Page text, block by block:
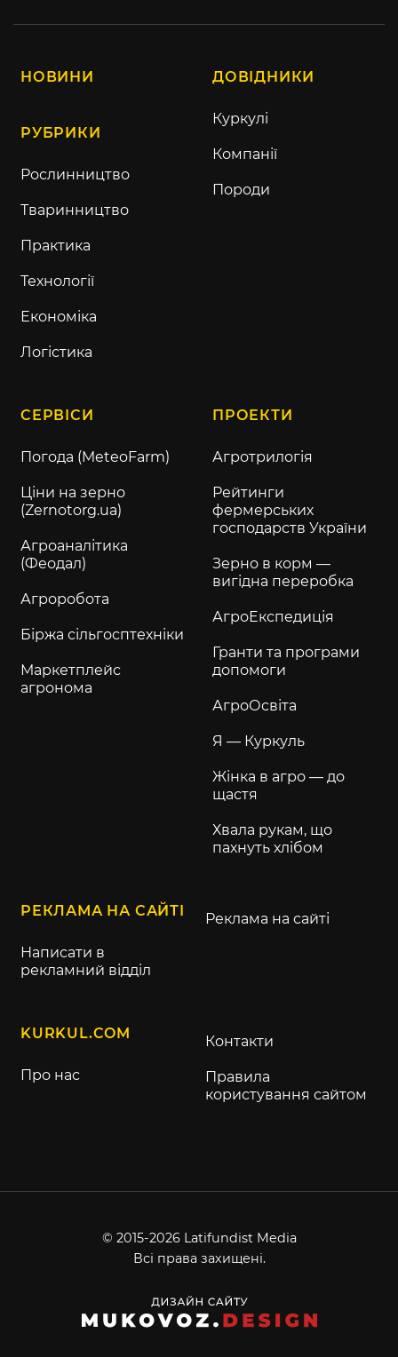
НОВИНИ
РУБРИКИ
Рослинництво
Тваринництво
Практика
Технології
Економіка
Логістика
ДОВІДНИКИ
Куркулі
Компанії
Породи
СЕРВІСИ
Погода (MeteoFarm)
Ціни на зерно
(Zernotorg.ua)
Агроаналітика
(Феодал)
Агроробота
Біржа сільгосптехніки
Маркетплейс
агронома
ПРОЕКТИ
Агротрилогія
Рейтинги
фермерських
господарств України
Зерно в корм —
вигідна переробка
АгроЕкспедиція
Гранти та програми
допомоги
АгроОсвіта
Я — Куркуль
Жінка в агро — до
щастя
Хвала рукам, що
пахнуть хлібом
РЕКЛАМА НА САЙТІ
Написати в
рекламний відділ
Реклама на сайті
KURKUL.COM
Про нас
Контакти
Правила
користування сайтом
© 2015-2026 Latifundist Media
Всі права захищені.